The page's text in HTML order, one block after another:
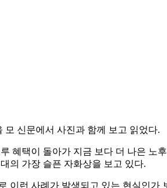
모 신문에서 사진과 함께 보고 읽었다.
혜택이 돌아가 지금 보다 더 나은
의 가장 슬픈 자화상을 보고 있다.
이런 사례가 발생되고 있는 현실인가